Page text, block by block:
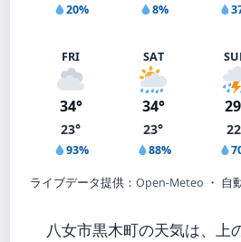
20% 8%
FRI
34°
23°
93%
SAT
34°
23°
88%
ライブデータ提供： Open-Meteo ・ 自
八女市黒木町の天気は、上